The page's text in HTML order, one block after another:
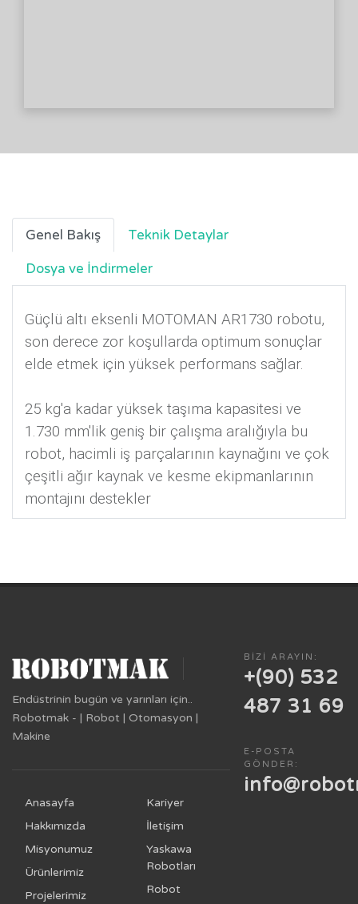
Genel Bakış
Teknik Detaylar
Dosya ve İndirmeler
Güçlü altı eksenli MOTOMAN AR1730 robotu,
son derece zor koşullarda optimum sonuçlar
elde etmek için yüksek performans sağlar.
25 kg'a kadar yüksek taşıma kapasitesi ve
1.730 mm'lik geniş bir çalışma aralığıyla bu
robot, hacimli iş parçalarının kaynağını ve çok
çeşitli ağır kaynak ve kesme ekipmanlarının
montajını destekler
Endüstrinin bugün ve yarınları için..
Robotmak - | Robot | Otomasyon |
Makine
Anasayfa
Hakkımızda
Misyonumuz
Ürünlerimiz
Projelerimiz
Kariyer
İletişim
Yaskawa
Robotları
Robot
BIZI ARAYIN:
+(90) 532
487 31 69
E-POSTA
GÖNDER: